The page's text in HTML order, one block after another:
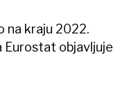
na kraju 2022.
Eurostat objavljuje